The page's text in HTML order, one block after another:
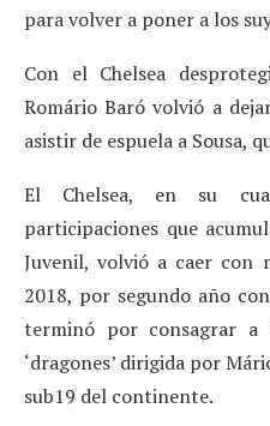
para volver a poner a los
Con el Chelsea
Romário Baró volvió a
asistir de espuela a Sousa,
El Chelsea, en su
participaciones que
Juvenil, volvió a caer con
2018, por segundo año
terminó por consagrar a
‘dragones’ dirigida por
sub19 del continente.